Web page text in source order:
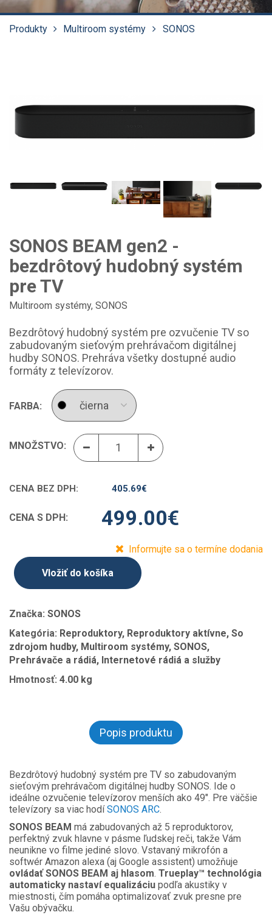
Produkty Multiroom systémy SONOS
SONOS BEAM gen2 -
bezdrôtový hudobný systém
pre TV
Multiroom systémy, SONOS
Bezdrôtový hudobný systém pre ozvučenie TV so
zabudovaným sieťovým prehrávačom digitálnej
hudby SONOS. Prehráva všetky dostupné audio
formáty z televízorov.
FARBA:
MNOŽSTVO:
CENA BEZ DPH: 405.69€
CENA S DPH: 499.00€
Informujte sa o termíne dodania
Vložiť do košíka
Značka: SONOS
Kategória: Reproduktory, Reproduktory aktívne, So
zdrojom hudby, Multiroom systémy, SONOS,
Prehrávače a rádiá, Internetové rádiá a služby
Hmotnosť: 4.00 kg
Popis produktu
Bezdrôtový hudobný systém pre TV so zabudovaným
sieťovým prehrávačom digitálnej hudby SONOS. Ide o
ideálne ozvučenie televízorov menších ako 49". Pre väčšie
televízory sa viac hodíSONOS ARC.
SONOS BEAM má zabudovaných až 5 reproduktorov,
perfektný zvuk hlavne v pásme ľudskej reči, takže Vám
neunikne vo filme jediné slovo. Vstavaný mikrofón a
softwér Amazon alexa (aj Google assistent) umožňuje
ovládať SONOS BEAM aj hlasom. Trueplay™ technológia
automaticky nastaví equalizáciu podľa akustiky v
miestnosti, čím pomáha optimalizovať zvuk presne pre
Vašu obývačku.